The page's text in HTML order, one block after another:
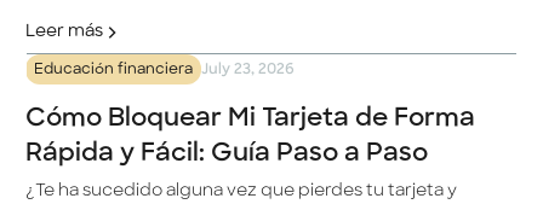
beneficio adicional.
Leer más
Educación financiera July 23, 2026
Cómo Bloquear Mi Tarjeta de Forma
Rápida y Fácil: Guía Paso a Paso
¿Te ha sucedido alguna vez que pierdes tu tarjeta y